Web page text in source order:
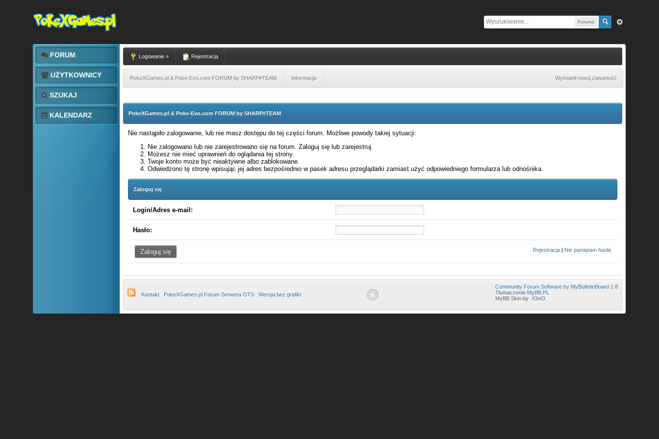
Forums
FORUM
UŻYTKOWNICY
SZUKAJ
KALENDARZ
Logowanie » Rejestracja
PokeXGames.pl & Poke-Evo.com FORUM by SHARP#TEAM Informacja Wyświetl nową zawartość
PokeXGames.pl & Poke-Evo.com FORUM by SHARP#TEAM
Nie nastąpiło zalogowanie, lub nie masz dostępu do tej części forum. Możliwe powody takiej sytuacji:
Nie zalogowano lub nie zarejestrowano się na forum. Zaloguj się lub zarejestruj.
Możesz nie mieć uprawnień do oglądania tej strony.
Twoje konto może być nieaktywne albo zablokowane.
Odwiedzono tę stronę wpisując jej adres bezpośrednio w pasek adresu przeglądarki zamiast użyć odpowiedniego formularza lub odnośnika.
Zaloguj się
Login/Adres e-mail:
Hasło:
Rejestracja | Nie pamiętam hasła
Kontakt PokeXGames.pl Forum Serwera OTS Wersja bez grafiki
Community Forum Software by MyBulletinBoard 1.8
Tłumaczenie MyBB PL
MyBB Skin by:X3nO